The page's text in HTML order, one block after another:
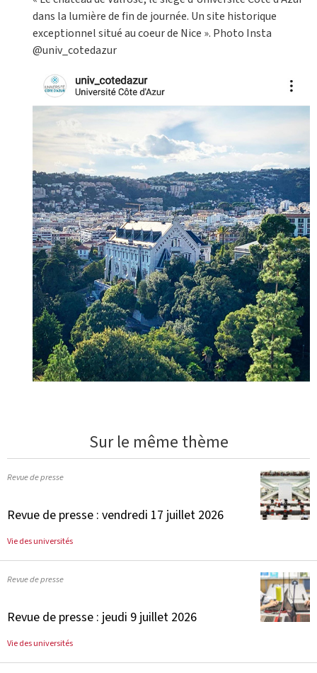
dans la lumière de fin de journée. Un site historique
exceptionnel situé au coeur de Nice ». Photo Insta
@univ_cotedazur
Sur le même thème
Revue de presse
Revue de presse : vendredi 17 juillet 2026
Vie des universités
Revue de presse
Revue de presse : jeudi 9 juillet 2026
Vie des universités